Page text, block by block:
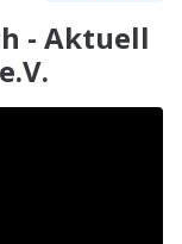
- Aktuell